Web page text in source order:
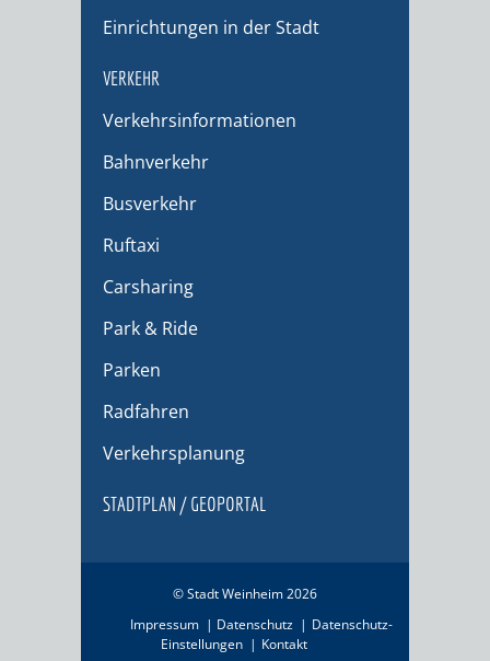
Einrichtungen in der Stadt
VERKEHR
Verkehrsinformationen
Bahnverkehr
Busverkehr
Ruftaxi
Carsharing
Park & Ride
Parken
Radfahren
Verkehrsplanung
STADTPLAN / GEOPORTAL
© Stadt Weinheim 2026
Impressum
Datenschutz
Datenschutz-
Einstellungen
Kontakt